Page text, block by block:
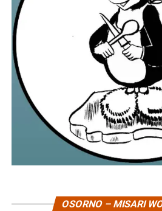
OSORNO – MISARI